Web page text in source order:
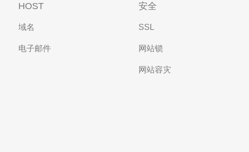
HOST
域名
电子邮件
安全
SSL
网站锁
网站容灾